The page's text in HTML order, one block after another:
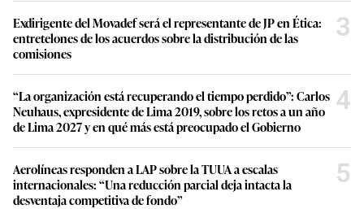
Exdirigente del Movadef será el representante de JP en Ética:
entretelones de los acuerdos sobre la distribución de las
comisiones
3
“La organización está recuperando el tiempo perdido”: Carlos
Neuhaus, expresidente de Lima 2019, sobre los retos a un año
de Lima 2027 y en qué más está preocupado el Gobierno
4
Aerolíneas responden a LAP sobre la TUUA a escalas
internacionales: “Una reducción parcial deja intacta la
desventaja competitiva de fondo”
5